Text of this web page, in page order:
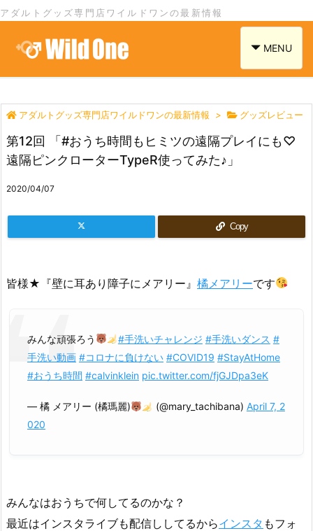
アダルトグッズ専門店ワイルドワンの最新情報
navigation
MENU
アダルトグッズ専門店ワイルドワンの最新情報 > グッズレビュー
第12回 「#おうち時間もヒミツの遠隔プレイにも♡
遠隔ピンクローターTypeR使ってみた♪」
2020/04/07
Copy
皆様★『壁に耳あり障子にメアリー』 橘メアリーです
みんな頑張ろう #手洗いチャレンジ #手洗いダンス #
手洗い動画 #コロナに負けない #COVID19 #StayAtHome
#おうち時間 #calvinklein pic.twitter.com/fjGJDpa3eK
— 橘 メアリー (橘瑪麗) (@mary_tachibana) April 7, 2
020
みんなはおうちで何してるのかな？
最近はインスタライブも配信ししてるからインスタ もフォ